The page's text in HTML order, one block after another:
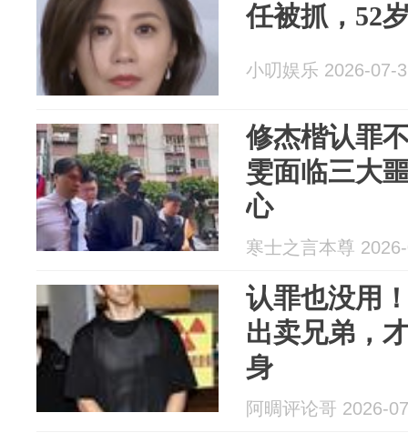
任被抓，52
小叨娱乐 2026-07-
修杰楷认罪
雯面临三大
心
寒士之言本尊
认罪也没用
出卖兄弟，
身
阿晭评论哥 2026-